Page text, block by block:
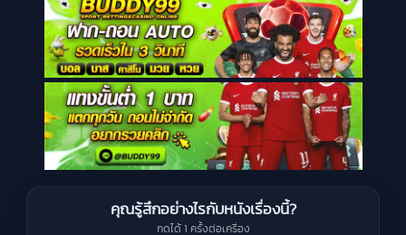
คุณรู้สึกอย่างไรกับหนังเรื่องนี้?
กดได้ 1 ครั้งต่อเครื่อง